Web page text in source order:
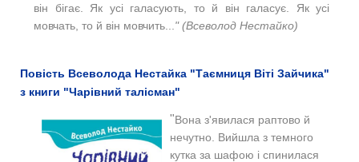
він бігає. Як усі галасують, то й він галасує. Як усі
мовчать, то й він мовчить... " (Всеволод Нестайко)
Повість Всеволода Нестайка "Таємниця Віті Зайчика"
з книги "Чарівний талісман"
"Вона з'явилася раптово й
нечутно. Вийшла з темного
кутка за шафою і спинилася